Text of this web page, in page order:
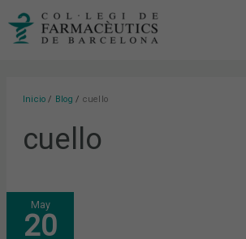
Inicio Blog cuello
cuello
May
20
MEDIDAS
DE
HIGIENE
BUCAL